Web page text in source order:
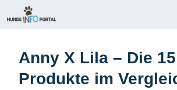
Inhalt
Anny X Lila – Die
Produkte im